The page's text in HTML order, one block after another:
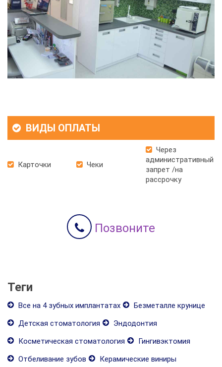
ВИДЫ ОПЛАТЫ
Карточки Чеки
Через
административный
запрет /на
рассрочку
Позвоните
Теги
Все на 4 зубных имплантатах
Безметалле крунице
Детская стоматология
Эндодонтия
Косметическая стоматология
Гингивэктомия
Отбеливание зубов
Керамические виниры